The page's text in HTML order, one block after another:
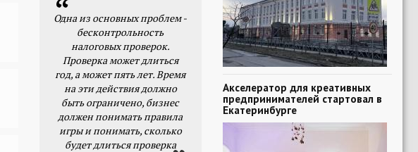
Одна из основных проблем -
бесконтрольность
налоговых проверок.
Проверка может длиться
год, а может пять лет. Время
на эти действия должно
быть ограничено, бизнес
должен понимать правила
игры и понимать, сколько
будет длиться проверка
Акселератор для креативных
предпринимателей стартовал в
Екатеринбурге